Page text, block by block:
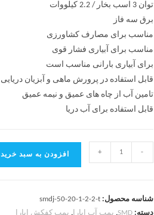
توان 3 اسب بخار / 2.2 کیلووات
برق سه فاز
مناسب برای مصارف کشاورزی
مناسب برای آبیاری فشار قوی
برای آبیاری بارانی مناسب است
قابل استفاده در پرورش ماهی و آبزیان دریایی
تامین آب از چاه های عمیق و نیمه عمیق
قابل استفاده برای آب دریا
-
+ افزودن به سبد خرید
شناسه محصول:smdj-50-20-1-2-2-t
دسته:SMD
, پمپ آب ابارا, پمپ کفکش ابارا